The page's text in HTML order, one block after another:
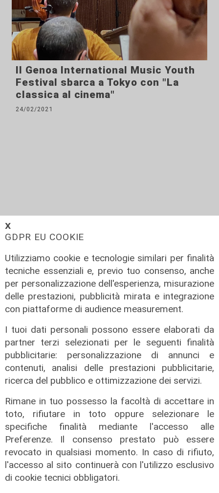
𝗫
GDPR EU COOKIE
Utilizziamo cookie e tecnologie similari per finalità
tecniche essenziali e, previo tuo consenso, anche
per personalizzazione dell'esperienza, misurazione
delle prestazioni, pubblicità mirata e integrazione
con piattaforme di audience measurement.
I tuoi dati personali possono essere elaborati da
partner terzi selezionati per le seguenti finalità
pubblicitarie: personalizzazione di annunci e
contenuti, analisi delle prestazioni pubblicitarie,
ricerca del pubblico e ottimizzazione dei servizi.
Rimane in tuo possesso la facoltà di accettare in
toto, rifiutare in toto oppure selezionare le
specifiche finalità mediante l'accesso alle
Preferenze. Il consenso prestato può essere
revocato in qualsiasi momento. In caso di rifiuto,
l'accesso al sito continuerà con l'utilizzo esclusivo
di cookie tecnici obbligatori.
Il Genoa International Music Youth
Festival sbarca a Tokyo con "La
classica al cinema"
24/02/2021
Dpcm, l'appello degli assessori alla
cultura: "Riapriamo teatri e cinema"
26/10/2020